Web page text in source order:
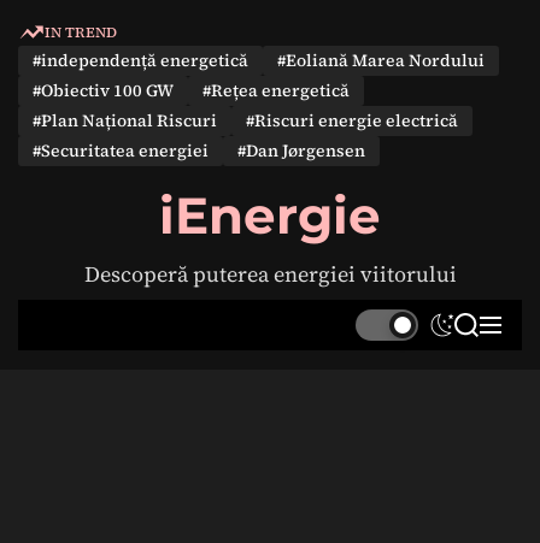
IN TREND
#independență energetică
#Eoliană Marea Nordului
#Obiectiv 100 GW
#Rețea energetică
#Plan Național Riscuri
#Riscuri energie electrică
#Securitatea energiei
#Dan Jørgensen
iEnergie
Descoperă puterea energiei viitorului
S
S M